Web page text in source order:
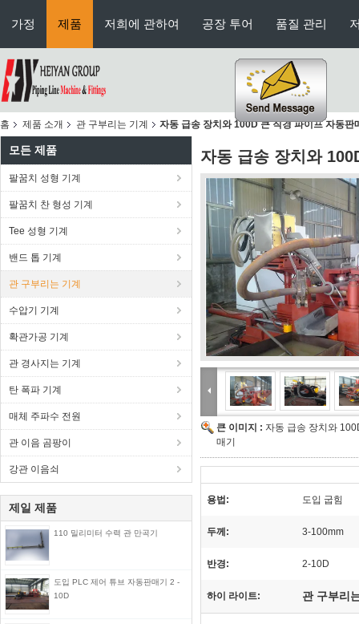
가정 제품 저희에 관하여 공장 투어 품질 관리
홈 제품 소개 관 구부리는 기계 자동 급송 장치와 100D 큰 직경 파이프 자동판
모든 제품
팔꿈치 성형 기계
팔꿈치 찬 형성 기계
Tee 성형 기계
밴드 톱 기계
관 구부리는 기계
수압기 기계
확관가공 기계
관 경사지는 기계
탄 폭파 기계
매체 주파수 전원
관 이음 곰팡이
강관 이음쇠
제일 제품
110 밀리미터 수력 관 만곡기
도입 PLC 제어 튜브 자동판매기 2 -
10D
자동 급송 장치와
큰 이미지 : 자동 급송 장치와
매기
용법: 도입 굽힘
두께: 3-100mm
반경: 2-10D
하이 라이트: 관 구부리